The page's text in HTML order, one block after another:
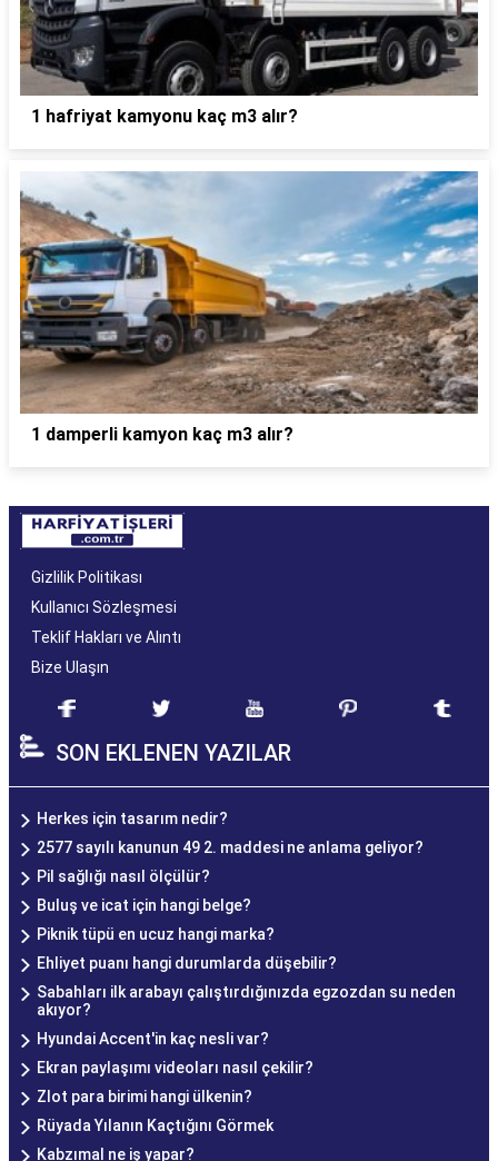
1 hafriyat kamyonu kaç m3 alır?
1 damperli kamyon kaç m3 alır?
Gizlilik Politikası
Kullanıcı Sözleşmesi
Teklif Hakları ve Alıntı
Bize Ulaşın
SON EKLENEN YAZILAR
Herkes için tasarım nedir?
2577 sayılı kanunun 49 2. maddesi ne anlama geliyor?
Pil sağlığı nasıl ölçülür?
Buluş ve icat için hangi belge?
Piknik tüpü en ucuz hangi marka?
Ehliyet puanı hangi durumlarda düşebilir?
Sabahları ilk arabayı çalıştırdığınızda egzozdan su neden
akıyor?
Hyundai Accent'in kaç nesli var?
Ekran paylaşımı videoları nasıl çekilir?
Zlot para birimi hangi ülkenin?
Rüyada Yılanın Kaçtığını Görmek
Kabzımal ne iş yapar?